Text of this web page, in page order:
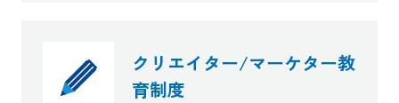
クリエイター/マーケター教
育制度